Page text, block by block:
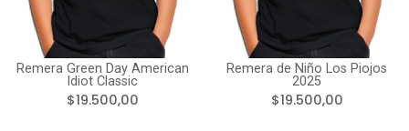
Remera Green Day American
Idiot Classic
$19.500,00
Remera de Niño Los Piojos
2025
$19.500,00